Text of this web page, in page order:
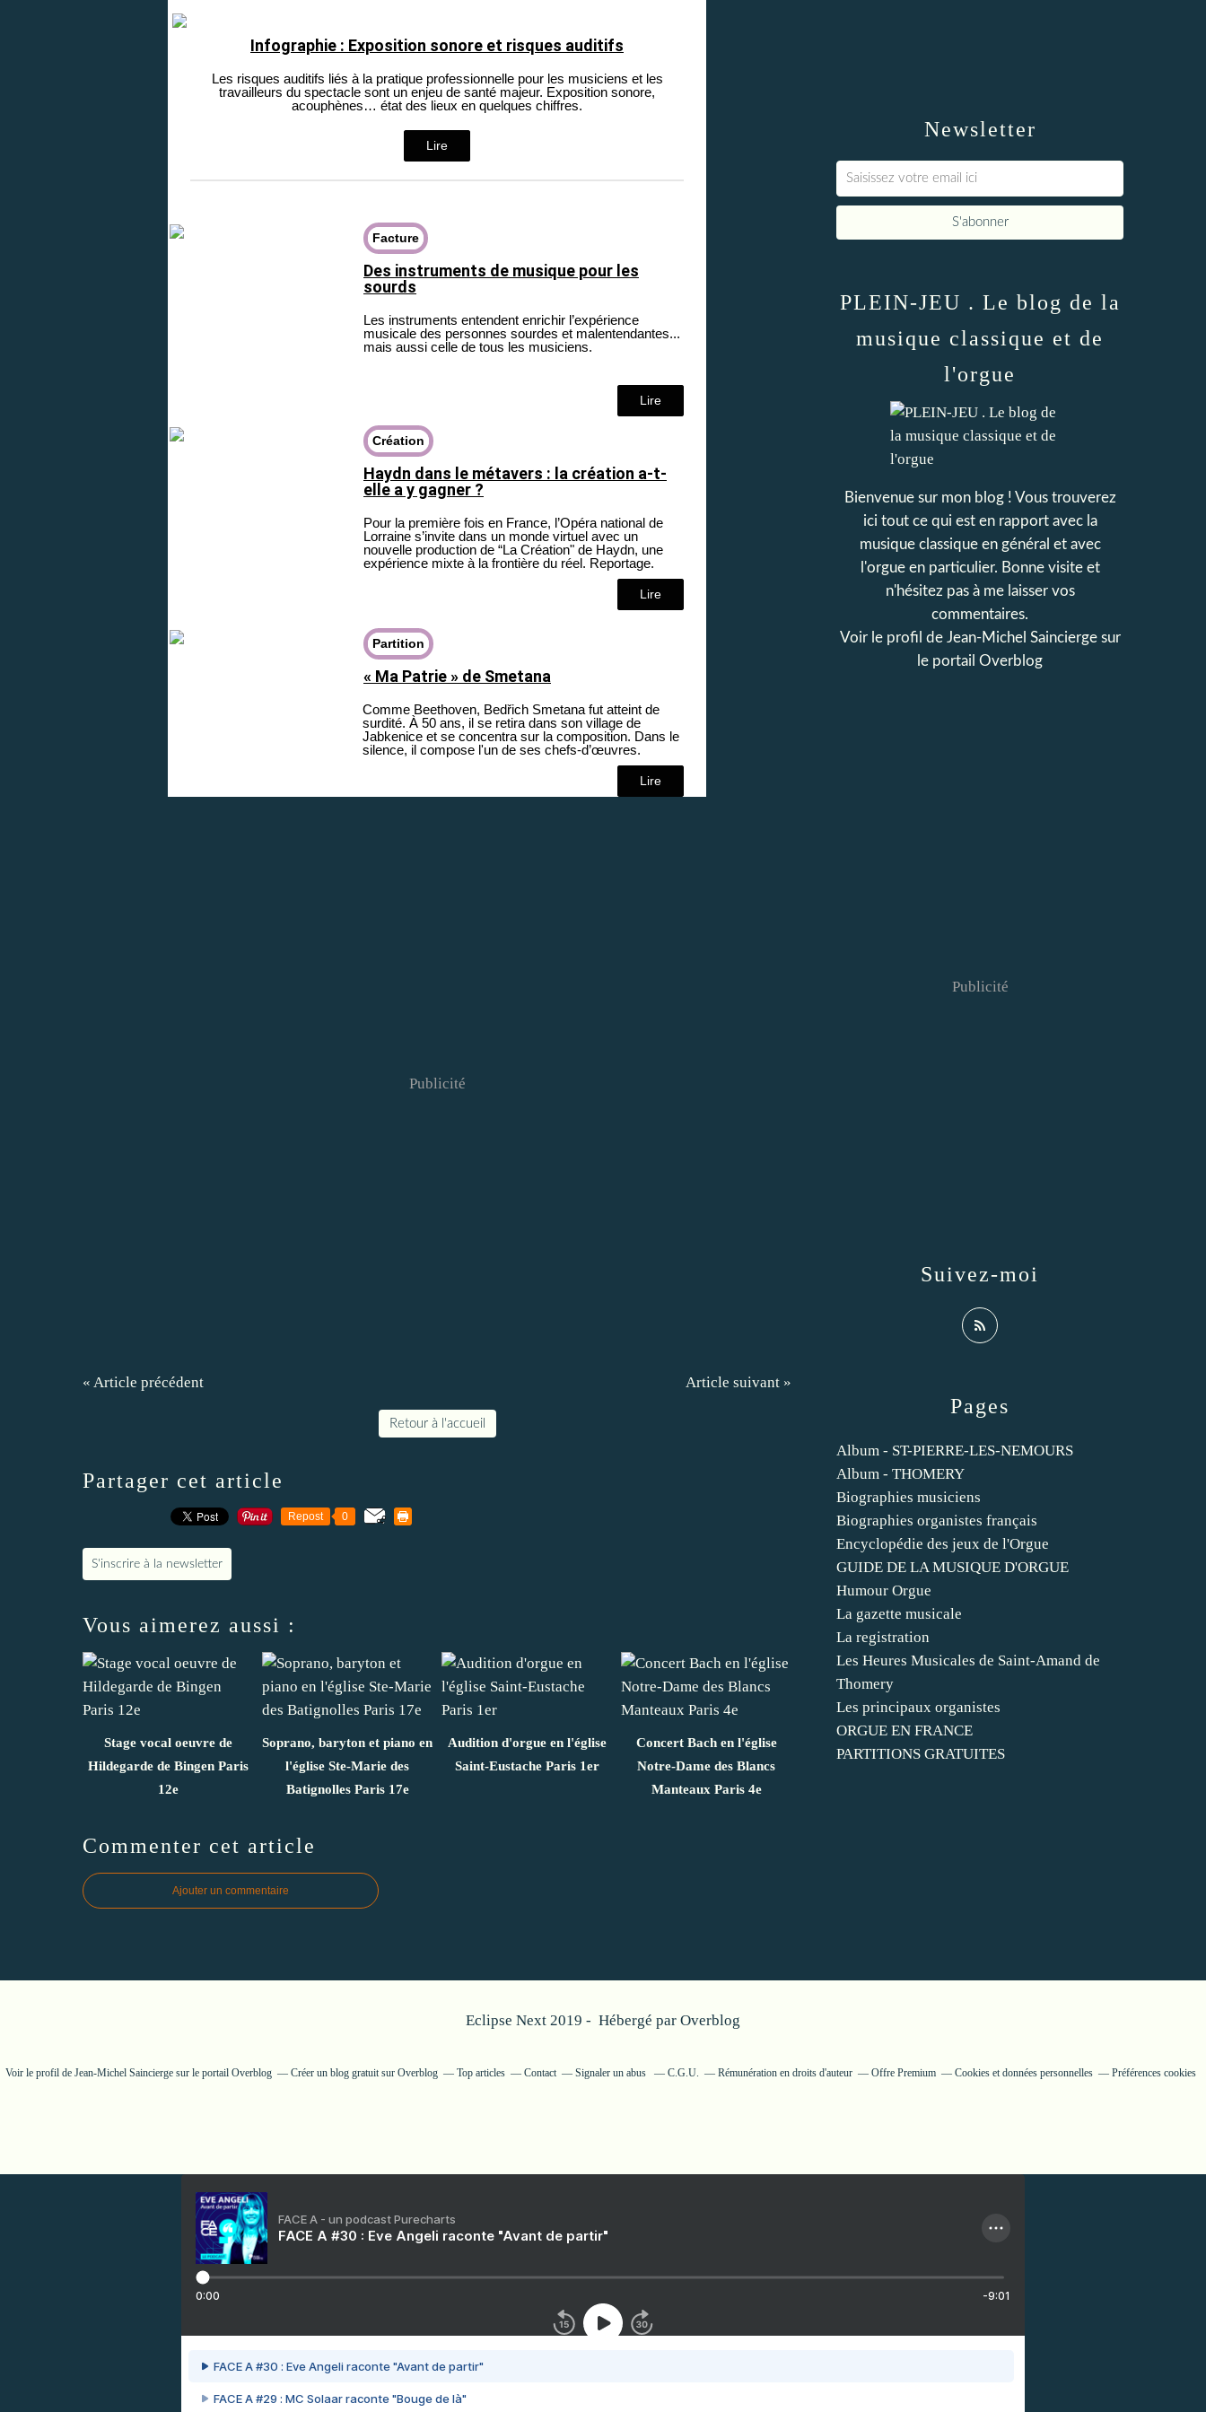
Infographie : Exposition sonore et risques auditifs
Les risques auditifs liés à la pratique professionnelle pour les musiciens et les
travailleurs du spectacle sont un enjeu de santé majeur. Exposition sonore,
acouphènes… état des lieux en quelques chiffres.
Lire
Facture
Des instruments de musique pour les
sourds
Les instruments entendent enrichir l’expérience
musicale des personnes sourdes et malentendantes...
mais aussi celle de tous les musiciens.
Lire
Création
Haydn dans le métavers : la création a-t-
elle a y gagner ?
Pour la première fois en France, l’Opéra national de
Lorraine s’invite dans un monde virtuel avec un
nouvelle production de “La Création" de Haydn, une
expérience mixte à la frontière du réel. Reportage.
Lire
Partition
« Ma Patrie » de Smetana
Comme Beethoven, Bedřich Smetana fut atteint de
surdité. À 50 ans, il se retira dans son village de
Jabkenice et se concentra sur la composition. Dans le
silence, il compose l'un de ses chefs-d’œuvres.
Lire
Publicité
« Article précédent Article suivant »
Retour à l'accueil
Partager cet article
Repost 0
S'inscrire à la newsletter
Vous aimerez aussi :
Stage vocal oeuvre de
Hildegarde de Bingen Paris
12e
Soprano, baryton et piano en
l'église Ste-Marie des
Batignolles Paris 17e
Audition d'orgue en l'église
Saint-Eustache Paris 1er
Concert Bach en l'église
Notre-Dame des Blancs
Manteaux Paris 4e
Commenter cet article
Ajouter un commentaire
Newsletter
Pages
Album - ST-PIERRE-LES-NEMOURS
Album - THOMERY
Biographies musiciens
Biographies organistes français
Encyclopédie des jeux de l'Orgue
GUIDE DE LA MUSIQUE D'ORGUE
Humour Orgue
La gazette musicale
La registration
Les Heures Musicales de Saint-Amand de
Thomery
Les principaux organistes
ORGUE EN FRANCE
PARTITIONS GRATUITES
PLEIN-JEU . Le blog de la
musique classique et de
l'orgue
Bienvenue sur mon blog ! Vous trouverez
ici tout ce qui est en rapport avec la
musique classique en général et avec
l'orgue en particulier. Bonne visite et
n'hésitez pas à me laisser vos
commentaires.
Voir le profil de Jean-Michel Sainciergesur
le portail Overblog
Suivez-moi
Publicité
Eclipse Next 2019 - Hébergé par Overblog
Voir le profil de Jean-Michel Sainciergesur le portail Overblog Créer un blog gratuit sur Overblog Top articles Contact Signaler un abus C.G.U. Rémunération en droits d'auteur Offre Premium Cookies et données personnelles Préférences cookies
FACE A - un podcast Purecharts
FACE A #30 : Eve Angeli raconte "Avant de partir"
0:00 -9:01
FACE A #30 : Eve Angeli raconte "Avant de partir"
FACE A #29 : MC Solaar raconte "Bouge de là"